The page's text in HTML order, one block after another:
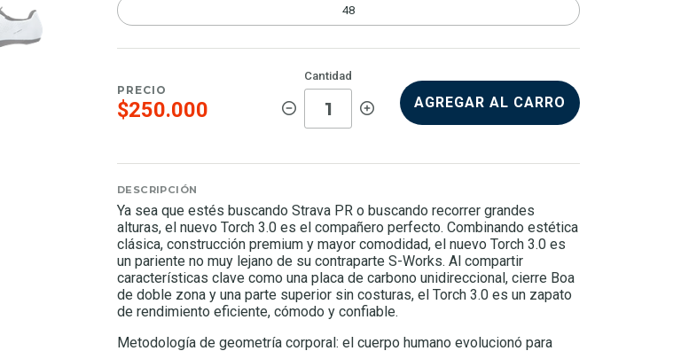
48
PRECIO
$250.000
Cantidad
AGREGAR AL CARRO
DESCRIPCIÓN
Ya sea que estés buscando Strava PR o buscando recorrer grandes
alturas, el nuevo Torch 3.0 es el compañero perfecto. Combinando estética
clásica, construcción premium y mayor comodidad, el nuevo Torch 3.0 es
un pariente no muy lejano de su contraparte S-Works. Al compartir
características clave como una placa de carbono unidireccional, cierre Boa
de doble zona y una parte superior sin costuras, el Torch 3.0 es un zapato
de rendimiento eficiente, cómodo y confiable.
Metodología de geometría corporal: el cuerpo humano evolucionó para